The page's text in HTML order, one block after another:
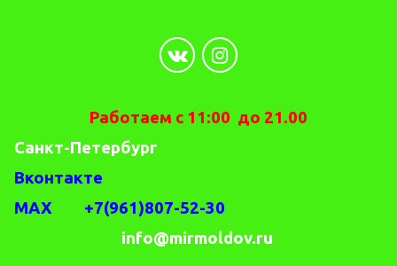
Работаем с 11:00 до 21.00
Санкт-Петербург
Вконтакте
MAX +7(961)807-52-30
info@mirmoldov.ru